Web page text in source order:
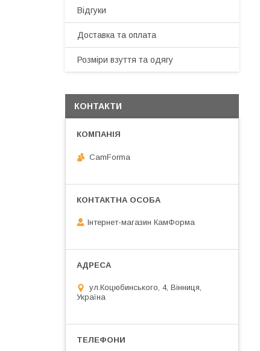
Відгуки
Доставка та оплата
Розміри взуття та одягу
КОНТАКТИ
CamForma
Інтернет-магазин КамФорма
ул.Коцюбинського, 4, Вінниця,
Україна